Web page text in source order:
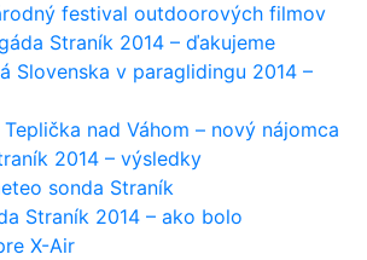
festival outdoorových filmov
Straník 2014 – ďakujeme
Slovenska v paraglidingu 2014 –
nad Váhom – nový nájomca
2014 – výsledky
sonda Straník
Straník 2014 – ako bolo
X-Air